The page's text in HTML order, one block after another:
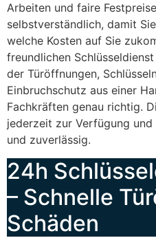
Arbeiten und faire
selbstverständlich, damit
welche Kosten auf Sie
freundlichen
der Türöffnungen,
Einbruchschutz aus einer
Fachkräften genau richtig.
jederzeit zur Verfügung
und zuverlässig.
24h
– Schnelle
Schäden